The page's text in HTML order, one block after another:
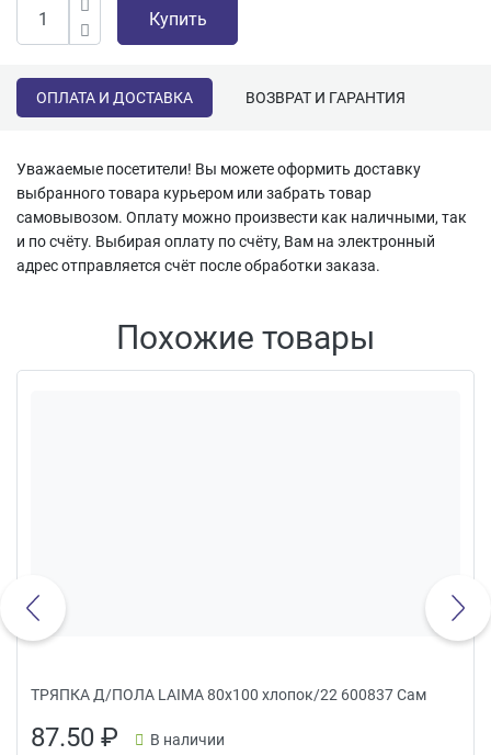
Купить
ОПЛАТА И ДОСТАВКА ВОЗВРАТ И ГАРАНТИЯ
Уважаемые посетители! Вы можете оформить доставку
выбранного товара курьером или забрать товар
самовывозом. Оплату можно произвести как наличными, так
и по счёту. Выбирая оплату по счёту, Вам на электронный
адрес отправляется счёт после обработки заказа.
Похожие товары
ТРЯПКА Д/ПОЛА LAIMA 80х100 хлопок/22 600837 Сам
87.50₽ В наличии